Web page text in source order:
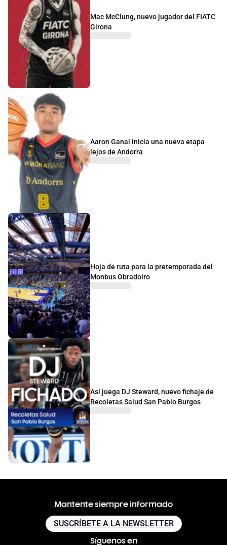
Mac McClung, nuevo jugador del FIATC
Girona
Aaron Ganal inicia una nueva etapa
lejos de Andorra
Hoja de ruta para la pretemporada del
Monbus Obradoiro
Así juega DJ Steward, nuevo fichaje de
Recoletas Salud San Pablo Burgos
Mantente siempre informado
SUSCRÍBETE A LA NEWSLETTER
Síguenos en